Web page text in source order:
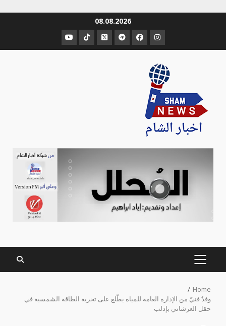
08.08.2026
عنصر
القائمة
عنصر
القائمة
عنصر
القائمة
عنصر
القائمة
عنصر
القائمة
عنصر
القائمة
PRIMARY
MENU
Home
وفدٌ فنيّ من الإدارة العامة للمياه يطّلع على تجربة الطاقة الشمسية في
حقل العرشاني بإدلب